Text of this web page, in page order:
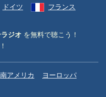
ドイツ フランス
ジオ を無料で聴こう！
南アメリカ
ヨーロッパ